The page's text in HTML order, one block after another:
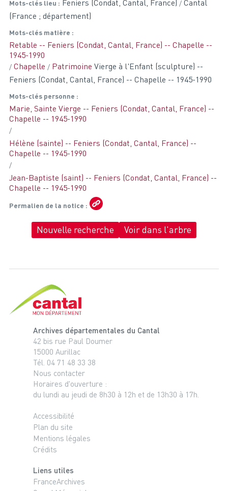
Mots-clés lieu Feniers (Condat, Cantal, France)
Cantal
(France ; département)
Mots-clés matière
Retable -- Feniers (Condat, Cantal, France) -- Chapelle --
1945-1990
Chapelle
Patrimoine Vierge à l'Enfant (sculpture) --
Feniers (Condat, Cantal, France) -- Chapelle -- 1945-1990
Mots-clés personne
Marie, Sainte Vierge -- Feniers (Condat, Cantal, France) --
Chapelle -- 1945-1990
Hélène (sainte) -- Feniers (Condat, Cantal, France) --
Chapelle -- 1945-1990
Jean-Baptiste (saint) -- Feniers (Condat, Cantal, France) --
Chapelle -- 1945-1990
Permalien de la notice
Nouvelle recherche Voir dans l'arbre
Archives départementales du Cantal
42 bis rue Paul Doumer
15000 Aurillac
Tél. 04 71 48 33 38
Nous contacter
Horaires d'ouverture :
du lundi au jeudi de 8h30 à 12h et de 13h30 à 17h.
Accessibilité
Plan du site
Mentions légales
Crédits
Liens utiles
FranceArchives